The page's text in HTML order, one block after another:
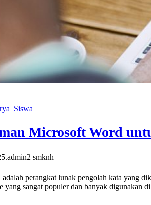
Microsoft Word
.admin2 smknh
perangkat lunak pengolah kata yang
yang sangat populer dan banyak digunakan